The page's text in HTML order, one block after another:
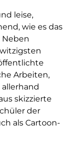
leise,
wie es das
Neben
Arbeiten,
skizzierte
der
als Cartoon-